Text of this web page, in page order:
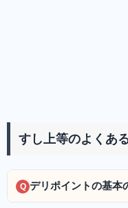
すし上等のよくあ
Q デリポイントの基本